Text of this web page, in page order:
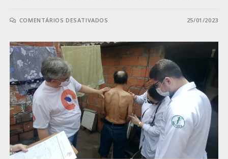
COMENTÁRIOS DESATIVADOS 25/01/2023